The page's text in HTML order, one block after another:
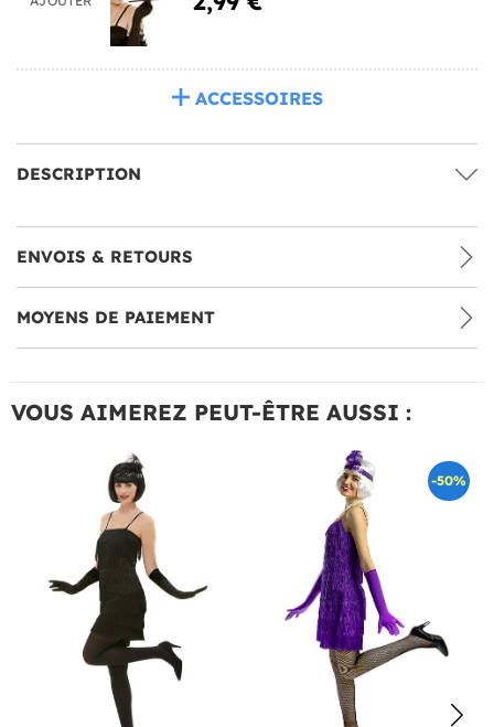
ACCESSOIRES
DESCRIPTION
ENVOIS & RETOURS
MOYENS DE PAIEMENT
VOUS AIMEREZ PEUT-ÊTRE AUSSI :
-50%